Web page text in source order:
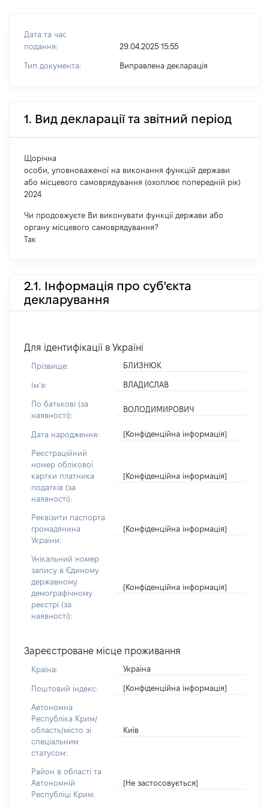
Дата та час
подання:
29.04.2025 15:55
Тип документа: Виправлена декларація
1. Вид декларації та звітний період
Щорічна
особи, уповноваженої на виконання функцій держави
або місцевого самоврядування (охоплює попередній рік)
2024
Чи продовжуєте Ви виконувати функції держави або
органу місцевого самоврядування?
Так
2.1. Інформація про суб'єкта
декларування
Для ідентифікації в Україні
Прізвище: БЛИЗНЮК
Імʼя: ВЛАДИСЛАВ
По батькові (за
наявності):
ВОЛОДИМИРОВИЧ
Дата народження: [Конфіденційна інформація]
Реєстраційний
номер облікової
картки платника
податків (за
наявності):
[Конфіденційна інформація]
Реквізити паспорта
громадянина
України:
[Конфіденційна інформація]
Унікальний номер
запису в Єдиному
державному
демографічному
реєстрі (за
наявності):
[Конфіденційна інформація]
Зареєстроване місце проживання
Країна: Україна
Поштовий індекс: [Конфіденційна інформація]
Автономна
Республіка Крим/
область/місто зі
спеціальним
статусом:
Київ
Район в області та
Автономній
Республіці Крим:
[Не застосовується]